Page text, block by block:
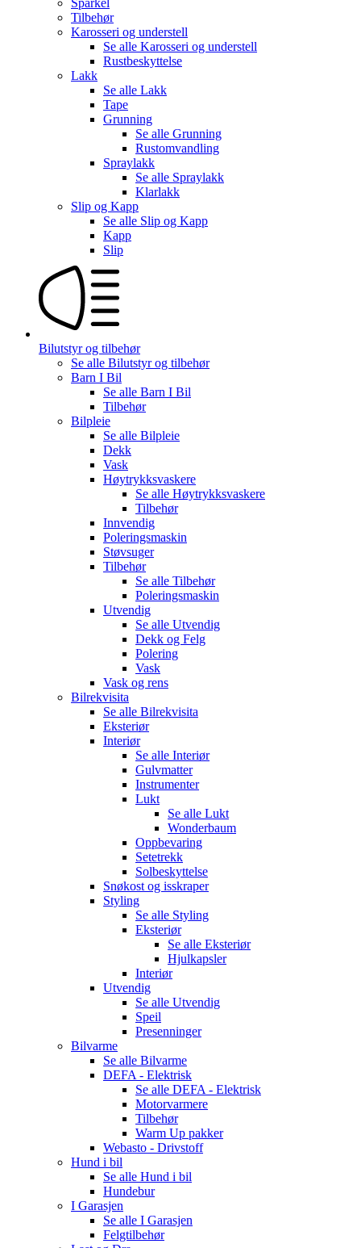
Tilbehør
Karosseri og understell
Se alle Karosseri og understell
Rustbeskyttelse
Lakk
Se alle Lakk
Tape
Grunning
Se alle Grunning
Rustomvandling
Spraylakk
Se alle Spraylakk
Klarlakk
Slip og Kapp
Se alle Slip og Kapp
Kapp
Slip
Bilutstyr og tilbehør
Se alle Bilutstyr og tilbehør
Barn I Bil
Se alle Barn I Bil
Tilbehør
Bilpleie
Se alle Bilpleie
Dekk
Vask
Høytrykksvaskere
Se alle Høytrykksvaskere
Tilbehør
Innvendig
Poleringsmaskin
Støvsuger
Tilbehør
Se alle Tilbehør
Poleringsmaskin
Utvendig
Se alle Utvendig
Dekk og Felg
Polering
Vask
Vask og rens
Bilrekvisita
Se alle Bilrekvisita
Eksteriør
Interiør
Se alle Interiør
Gulvmatter
Instrumenter
Lukt
Se alle Lukt
Wonderbaum
Oppbevaring
Setetrekk
Solbeskyttelse
Snøkost og isskraper
Styling
Se alle Styling
Eksteriør
Se alle Eksteriør
Hjulkapsler
Interiør
Utvendig
Se alle Utvendig
Speil
Presenninger
Bilvarme
Se alle Bilvarme
DEFA - Elektrisk
Se alle DEFA - Elektrisk
Motorvarmere
Tilbehør
Warm Up pakker
Webasto - Drivstoff
Hund i bil
Se alle Hund i bil
Hundebur
I Garasjen
Se alle I Garasjen
Felgtilbehør